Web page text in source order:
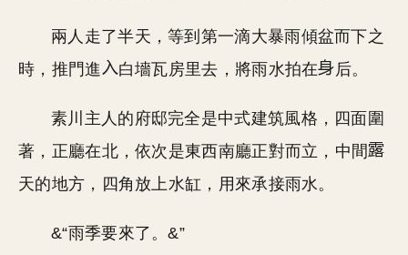
兩人走了半天，等到第一滴大暴雨傾盆而下之
時，推門進
白墻瓦房里去，將雨水拍在 后。
素川主人的府邸完全是中式建筑風格，四面圍
著，正廳在北，依次是東西南廳正對而立，中間
天的地方，四角放上水缸，用來承接雨水。
&“雨季要來了。&”